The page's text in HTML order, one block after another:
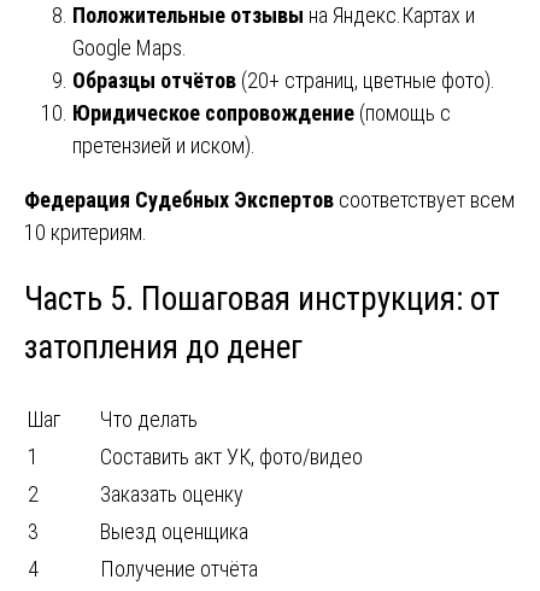
Положительные отзывы на Яндекс.Картах и
Google Maps.
Образцы отчётов (20+ страниц, цветные фото).
Юридическое сопровождение (помощь с
претензией и иском).
Федерация Судебных Экспертов соответствует всем
10 критериям.
Часть 5. Пошаговая инструкция: от
затопления до денег
Шаг
Что делать
1
Составить акт УК, фото/видео
2
Заказать оценку
3
Выезд оценщика
4
Получение отчёта